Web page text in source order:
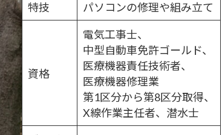
特技 パソコンの修理や組み立て
資格
電気工事士、
中型自動車免許ゴールド、
医療機器責任技術者、
医療機器修理業
第1区分から第8区分取得、
X線作業主任者、潜水士